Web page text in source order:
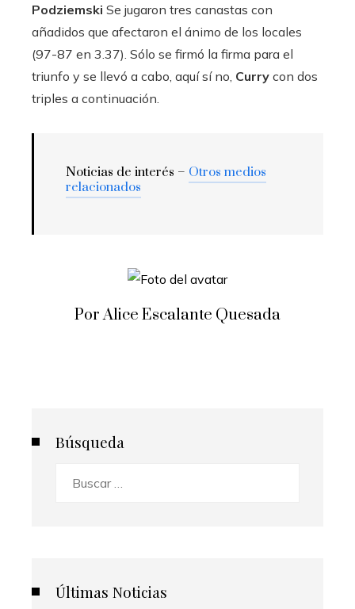
Podziemski Se jugaron tres canastas con
añadidos que afectaron el ánimo de los locales
(97-87 en 3.37). Sólo se firmó la firma para el
triunfo y se llevó a cabo, aquí sí no, Curry con dos
triples a continuación.
Noticias de interés – Otros medios
relacionados
Por Alice Escalante Quesada
Búsqueda
Últimas Noticias